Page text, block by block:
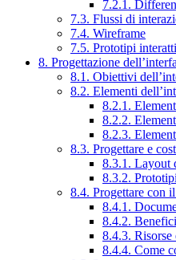
7.2.1.
7.3. Flussi di
7.4. Wireframe
7.5. Prototipi
8. Progettazione
8.1. Obiettivi
8.2. Elementi
8.2.1.
8.2.2.
8.2.3.
8.3. Progettare e
8.3.1. Layout
8.3.2.
8.4. Progettare con
8.4.1.
8.4.2.
8.4.3. Risorse
8.4.4. Come